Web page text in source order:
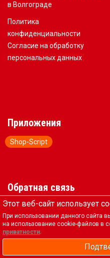
в Волгограде
Политика
конфиденциальности
Согласие на обработку
персональных данных
Приложения
Shop-Script
Обратная связь
+7 (917) 578-88-83
pech@pechi34.ru
пн-пт 09:00–17:00; сб 09:00–
15:00
Этот веб-сайт использует
При использовании данного сайта
на использование cookie-файлов в
приватности.